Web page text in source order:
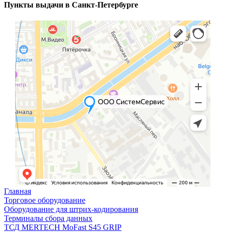
Пункты выдачи в Санкт-Петербурге
Главная
Торговое оборудование
Оборудование для штрих-кодирования
Терминалы сбора данных
ТСД MERTECH MoFast S45 GRIP